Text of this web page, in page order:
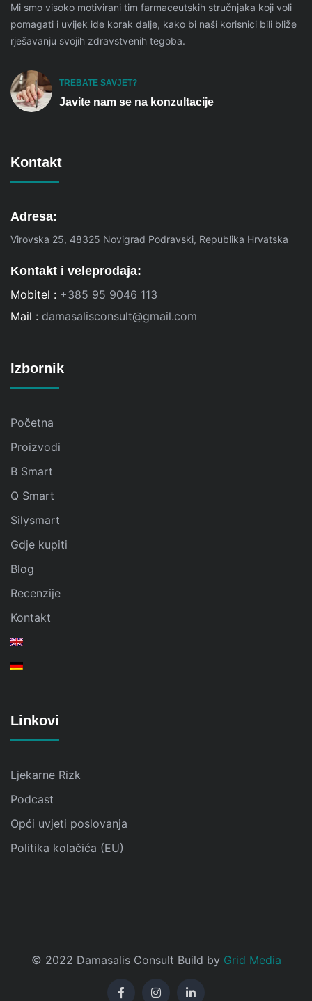
Mi smo visoko motivirani tim farmaceutskih stručnjaka koji voli
pomagati i uvijek ide korak dalje, kako bi naši korisnici bili bliže
rješavanju svojih zdravstvenih tegoba.
TREBATE SAVJET?
Javite nam se na konzultacije
Kontakt
Adresa:
Virovska 25, 48325 Novigrad Podravski, Republika Hrvatska
Kontakt i veleprodaja:
Mobitel : +385 95 9046 113
Mail : damasalisconsult@gmail.com
Izbornik
Početna
Proizvodi
B Smart
Q Smart
Silysmart
Gdje kupiti
Blog
Recenzije
Kontakt
Linkovi
Ljekarne Rizk
Podcast
Opći uvjeti poslovanja
Politika kolačića (EU)
© 2022 Damasalis Consult Build by Grid Media